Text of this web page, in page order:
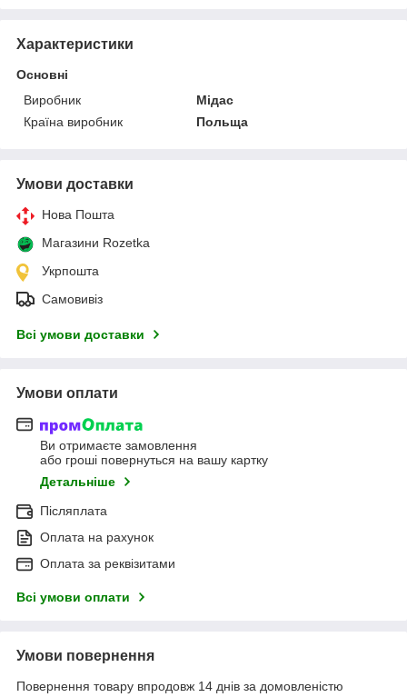
Характеристики
Основні
Виробник
Мідас
Країна виробник
Польща
Умови доставки
Нова Пошта
Магазини Rozetka
Укрпошта
Самовивіз
Всі умови доставки
Умови оплати
Ви отримаєте замовлення
або гроші повернуться на вашу картку
Детальніше
Післяплата
Оплата на рахунок
Оплата за реквізитами
Всі умови оплати
Умови повернення
Повернення товару впродовж 14 днів за домовленістю